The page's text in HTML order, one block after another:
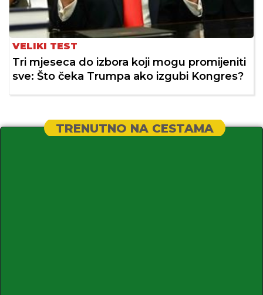
VELIKI TEST
Tri mjeseca do izbora koji mogu promijeniti
sve: Što čeka Trumpa ako izgubi Kongres?
TRENUTNO NA CESTAMA